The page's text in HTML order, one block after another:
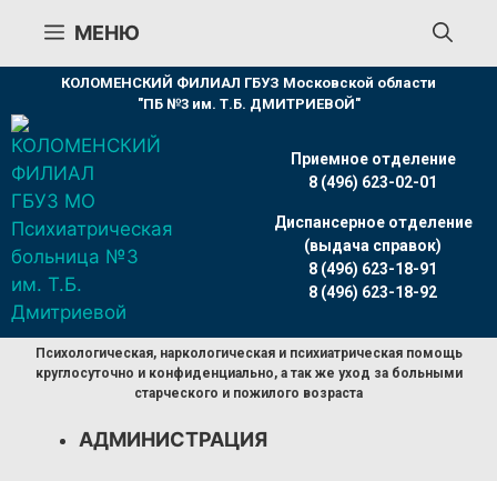
содержимому
МЕНЮ
КОЛОМЕНСКИЙ ФИЛИАЛ ГБУЗ Московской области
"ПБ №3 им. Т.Б. ДМИТРИЕВОЙ"
Приемное отделение
8 (496) 623-02-01
Диспансерное отделение
(выдача справок)
8 (496) 623-18-91
8 (496) 623-18-92
Психологическая, наркологическая и психиатрическая помощь
круглосуточно и конфиденциально, а так же уход за больными
старческого и пожилого возраста
АДМИНИСТРАЦИЯ